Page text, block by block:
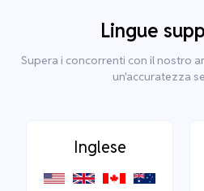
Lingue
Supera i concorrenti con il nostro
un'accuratezza
Inglese